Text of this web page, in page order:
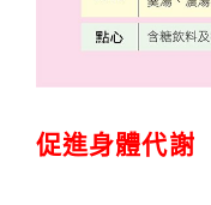
促進身體代